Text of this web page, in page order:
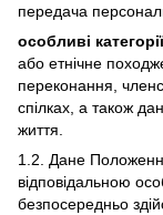
передача
особливі
або етнічне
переконання,
спілках, а також
життя.
1.2. Дане
відповідальною
безпосередньо